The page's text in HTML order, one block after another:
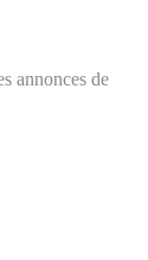
annonces de